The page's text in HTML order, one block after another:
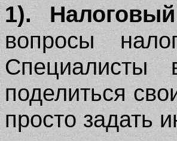
1).
вопросы
Специалисты
поделиться
просто задать